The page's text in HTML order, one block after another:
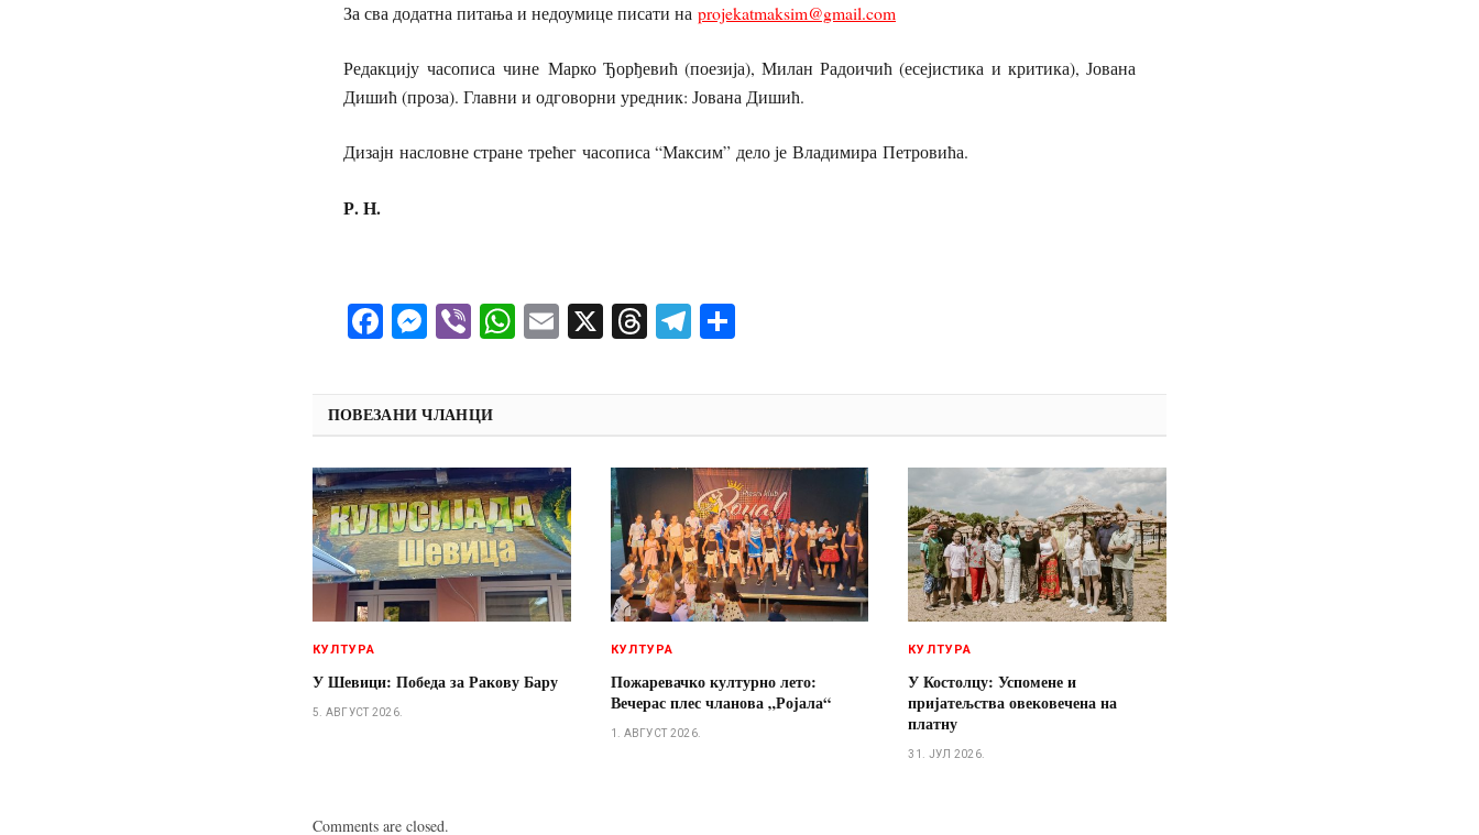
За сва додатна питања и недоумице писати на projekatmaksim@gmail.com
Редакцију часописа чине Марко Ђорђевић (поезија), Милан Радоичић (есејистика и критика), Јована
Дишић (проза). Главни и одговорни уредник: Јована Дишић.
Дизајн насловне стране трећег часописа “Максим” дело је Владимира Петровића.
Р. Н.
Facebook
Messenger
ViberWhatsApp
Email
X ThreadsTelegram
ПОВЕЗАНИ ЧЛАНЦИ
КУЛТУРА
У Шевици: Победа за Ракову Бару
5. АВГУСТ 2026.
КУЛТУРА
Пожаревачко културно лето:
Вечерас плес чланова „Ројала“
1. АВГУСТ 2026.
КУЛТУРА
У Костолцу: Успомене и
пријатељства овековечена на
платну
31. ЈУЛ 2026.
Comments are closed.